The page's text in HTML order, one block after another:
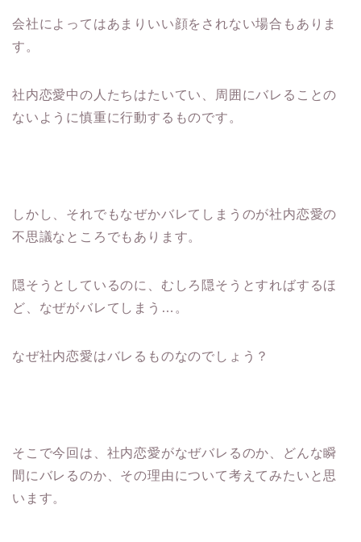
会社によってはあまりいい顔をされない場合もありま
す。
社内恋愛中の人たちはたいてい、周囲にバレることの
ないように慎重に行動するものです。
しかし、それでもなぜかバレてしまうのが社内恋愛の
不思議なところでもあります。
隠そうとしているのに、むしろ隠そうとすればするほ
ど、なぜがバレてしまう…。
なぜ社内恋愛はバレるものなのでしょう？
そこで今回は、社内恋愛がなぜバレるのか、どんな瞬
間にバレるのか、その理由について考えてみたいと思
います。